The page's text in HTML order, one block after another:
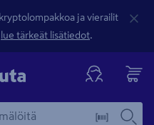
ja vierailit
lue tärkeät lisätiedot.